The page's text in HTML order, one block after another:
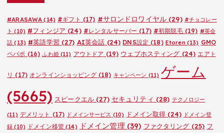
#ARASAWA (14) #ギフト (17) #サロンドロワイヤル(29) #チョコレー
ト (10) #フィンジア (24) #レンタルサーバー (17) #初期脱毛(19) #英会
話 (13) #英語学習 (27) AI英会話 (24) DNS設定 (18) Etoren(13) GMO
ペパボ (16) ふわ姫(11) アウトドア (19) ウェブホスティング (24) エアト
リ (17) オンラインショッピング(18) キャンペーン (11) ゲーム
(5665) スピークエル(27) セキュリティ (28) テクノロジー
(11) デメリット (17) ドメインサービス (10) ドメイン取得 (24) ドメイン登
録 (10) ドメイン移管(14) ドメイン管理 (39) ファクタリング (25) フ